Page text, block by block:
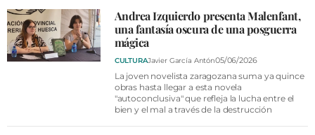
INICIAR SESIÓN
Andrea Izquierdo presenta Malenfant,
una fantasía oscura de una posguerra
mágica
CULTURAJavier García Antón05/06/2026
La joven novelista zaragozana suma ya quince
obras hasta llegar a esta novela
"autoconclusiva" que refleja la lucha entre el
bien y el mal a través de la destrucción